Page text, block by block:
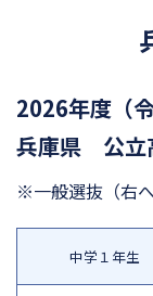
2026年度（
兵庫県 公立
※一般選抜 （右
中学１年生